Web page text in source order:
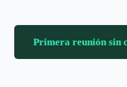
Primera reunión sin